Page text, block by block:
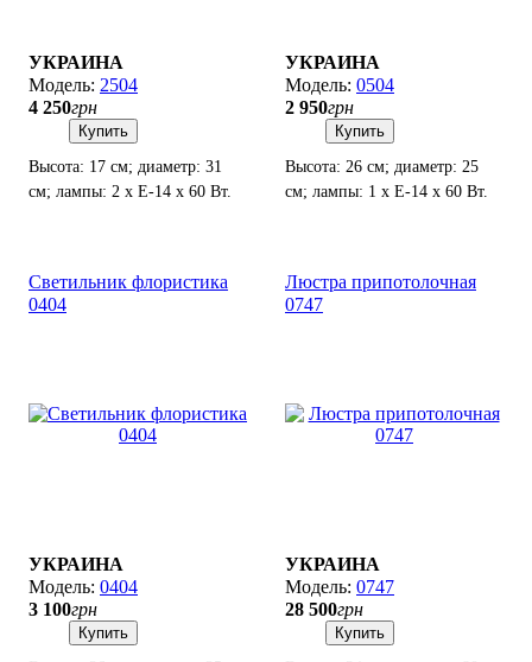
УКРАИНА
2504
4 250грн
Купить
Высота: 17 см; диаметр: 31
см; лампы: 2 х Е-14 х 60 Вт.
УКРАИНА
0504
2 950грн
Купить
Высота: 26 см; диаметр: 25
см; лампы: 1 х Е-14 х 60 Вт.
Светильник флористика
0404
УКРАИНА
0404
3 100грн
Купить
Люстра припотолочная
0747
УКРАИНА
0747
28 500грн
Купить